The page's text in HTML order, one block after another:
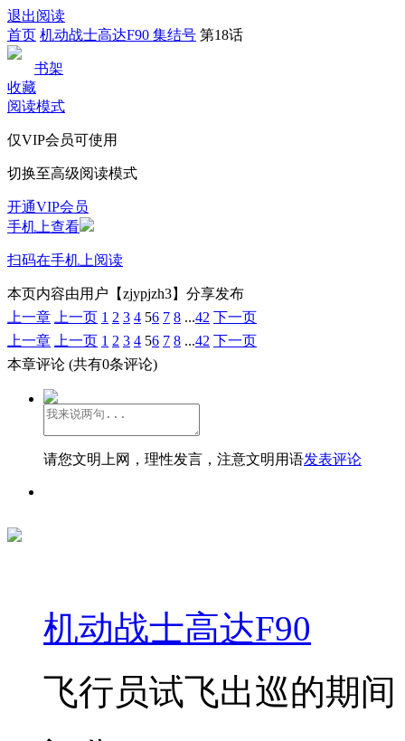
退出阅读
首页 机动战士高达F90 集结号 第18话
书架
收藏
阅读模式
仅VIP会员可使用
切换至高级阅读模式
开通VIP会员
手机上查看
扫码在手机上阅读
本页内容由用户【zjypjzh3】分享发布
上一章
上一页 1 2 3 4 56 7 8 ...42 下一页
上一章
上一页 1 2 3 4 56 7 8 ...42 下一页
本章评论 (共有0条评论)
请您文明上网，理性发言，注意文明用语发表评论
机动战士高达F90
飞行员试飞出巡的期